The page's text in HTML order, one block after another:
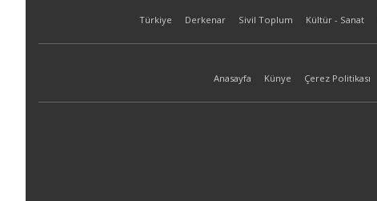
Türkiye Derkenar Sivil Toplum Kültür - Sanat
Anasayfa Künye Çerez Politikası